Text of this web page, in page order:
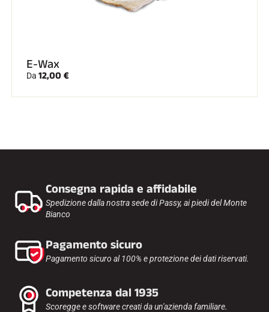
E-Wax
Da 12,00 €
Consegna rapida e affidabile
Spedizione dalla nostra sede di Passy, ai piedi del Monte
Bianco
Pagamento sicuro
Pagamento sicuro al 100% e protezione dei dati riservati.
Competenza dal 1935
Scoregge e software creati da un'azienda familiare.